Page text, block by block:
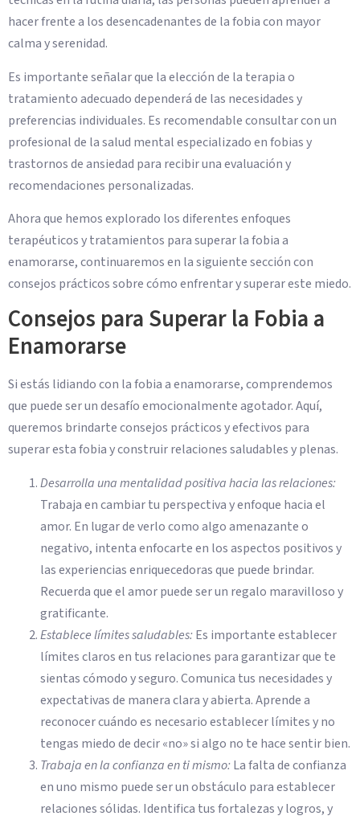
hacer frente a los desencadenantes de la fobia con mayor
calma y serenidad.
Es importante señalar que la elección de la terapia o
tratamiento adecuado dependerá de las necesidades y
preferencias individuales. Es recomendable consultar con un
profesional de la salud mental especializado en fobias y
trastornos de ansiedad para recibir una evaluación y
recomendaciones personalizadas.
Ahora que hemos explorado los diferentes enfoques
terapéuticos y tratamientos para superar la fobia a
enamorarse, continuaremos en la siguiente sección con
consejos prácticos sobre cómo enfrentar y superar este miedo.
Consejos para Superar la Fobia a
Enamorarse
Si estás lidiando con la fobia a enamorarse, comprendemos
que puede ser un desafío emocionalmente agotador. Aquí,
queremos brindarte consejos prácticos y efectivos para
superar esta fobia y construir relaciones saludables y plenas.
Desarrolla una mentalidad positiva hacia las relaciones:
Trabaja en cambiar tu perspectiva y enfoque hacia el
amor. En lugar de verlo como algo amenazante o
negativo, intenta enfocarte en los aspectos positivos y
las experiencias enriquecedoras que puede brindar.
Recuerda que el amor puede ser un regalo maravilloso y
gratificante.
Establece límites saludables:Es importante establecer
límites claros en tus relaciones para garantizar que te
sientas cómodo y seguro. Comunica tus necesidades y
expectativas de manera clara y abierta. Aprende a
reconocer cuándo es necesario establecer límites y no
tengas miedo de decir «no» si algo no te hace sentir bien.
Trabaja en la confianza en ti mismo:La falta de confianza
en uno mismo puede ser un obstáculo para establecer
relaciones sólidas. Identifica tus fortalezas y logros, y